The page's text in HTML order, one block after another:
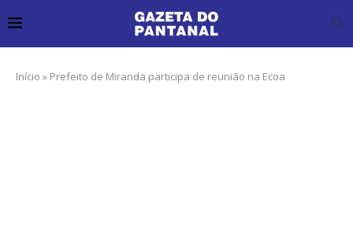
Início » Prefeito de Miranda participa de reunião na Ecoa